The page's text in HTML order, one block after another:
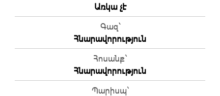
Առկա չէ
Գազ`
Հնարավորություն
Հոսանք`
Հնարավորություն
Պարիսպ`